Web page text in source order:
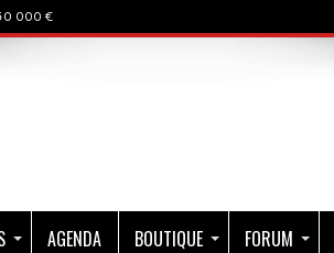
000 €
AGENDA BOUTIQUE FORUM